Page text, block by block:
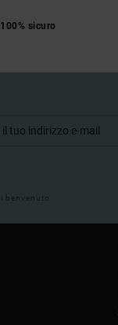
sicuro
benvenuto